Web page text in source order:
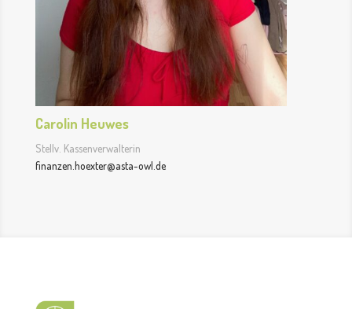
Carolin Heuwes
Stellv. Kassenverwalterin
finanzen.hoexter@asta-owl.de